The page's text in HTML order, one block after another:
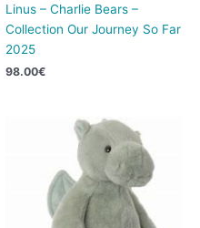
Linus – Charlie Bears –
Collection Our Journey So Far
2025
98.00€